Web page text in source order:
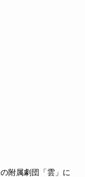
附属劇団「雲」に